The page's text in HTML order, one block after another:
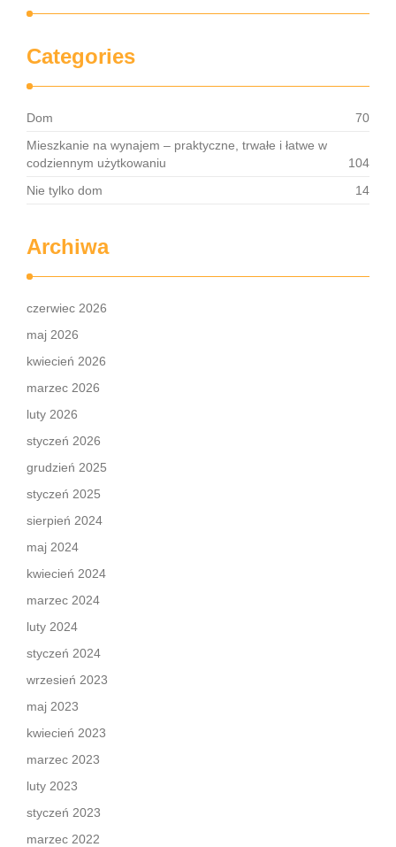
Categories
Dom
70
Mieszkanie na wynajem – praktyczne, trwałe i łatwe w
codziennym użytkowaniu
104
Nie tylko dom
14
Archiwa
czerwiec 2026
maj 2026
kwiecień 2026
marzec 2026
luty 2026
styczeń 2026
grudzień 2025
styczeń 2025
sierpień 2024
maj 2024
kwiecień 2024
marzec 2024
luty 2024
styczeń 2024
wrzesień 2023
maj 2023
kwiecień 2023
marzec 2023
luty 2023
styczeń 2023
marzec 2022